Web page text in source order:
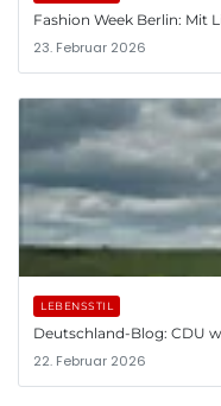
Fashion Week Berlin: Mit
23. Februar 2026
LEBENSSTIL
Deutschland-Blog: CDU
22. Februar 2026